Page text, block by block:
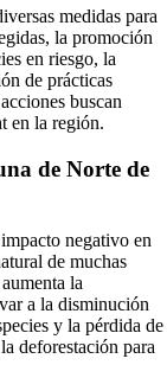
medidas para
la promoción
en riesgo, la
de prácticas
buscan
en la región.
de Norte de
negativo en
de muchas
la
a la disminución
y la pérdida de
deforestación para